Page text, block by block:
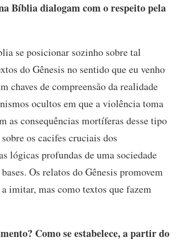
Bíblia dialogam com o respeito pela
se posicionar sozinho sobre tal
do Gênesis no sentido que eu venho
chaves de compreensão da realidade
ocultos em que a violência toma
as consequências mortíferas desse tipo
os cacifes cruciais dos
lógicas profundas de uma sociedade
Os relatos do Gênesis promovem
imitar, mas como textos que fazem
Como se estabelece, a partir do